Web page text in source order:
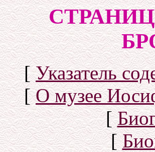
[Указатель
[О музее
[
[